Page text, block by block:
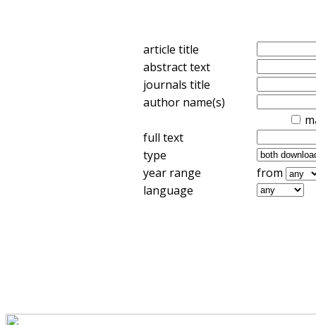
article title
abstract text
journals title
author name(s)
full text
type
year range
from
language